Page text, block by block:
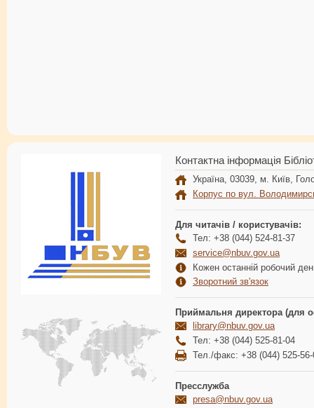
Контактна інформація
Україна, 03039, м. Київ,
Корпус по вул.
Для читачів / користувачів:
Тел: +38 (044) 524-81-37
service@nbuv.gov.ua
Кожен останній робочий
Зворотний зв'язок
Приймальня директора (для
library@nbuv.gov.ua
Тел: +38 (044) 525-81-04
Тел./факс: +38 (044) 525-56-
Пресслужба
presa@nbuv.gov.ua